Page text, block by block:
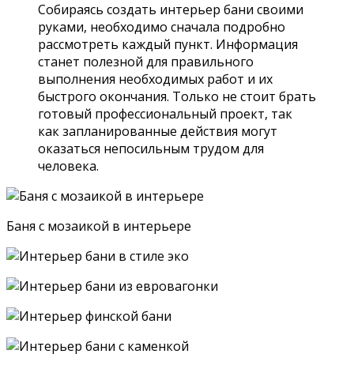
Собираясь создать интерьер бани своими
руками, необходимо сначала подробно
рассмотреть каждый пункт. Информация
станет полезной для правильного
выполнения необходимых работ и их
быстрого окончания. Только не стоит брать
готовый профессиональный проект, так
как запланированные действия могут
оказаться непосильным трудом для
человека.
Баня с мозаикой в интерьере